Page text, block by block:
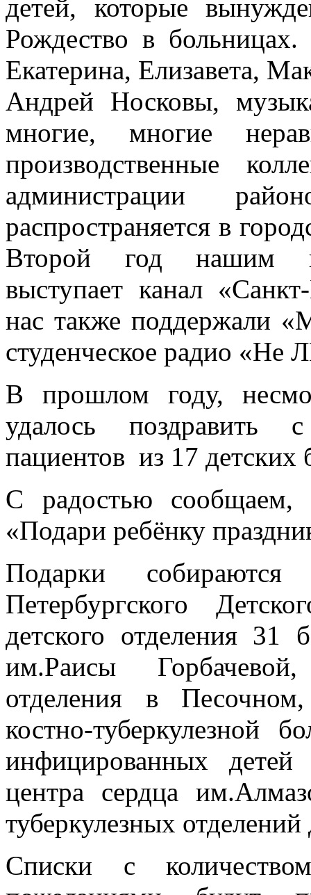
детей, которые
Рождество в
Екатерина, Елизавета,
Андрей Носковы,
многие, многие
производственные
администрации
распространяется в
Второй год нашим
выступает канал
нас также поддержали
студенческое радио «Не
В прошлом году,
удалось
пациентов из 17 детских
С радостью
«Подари ребёнку
Подарки
Петербургского
детского отделения 31
им.Раисы Горбачевой,
отделения в
костно-
инфицированных
центра сердца
туберкулезных
Списки с